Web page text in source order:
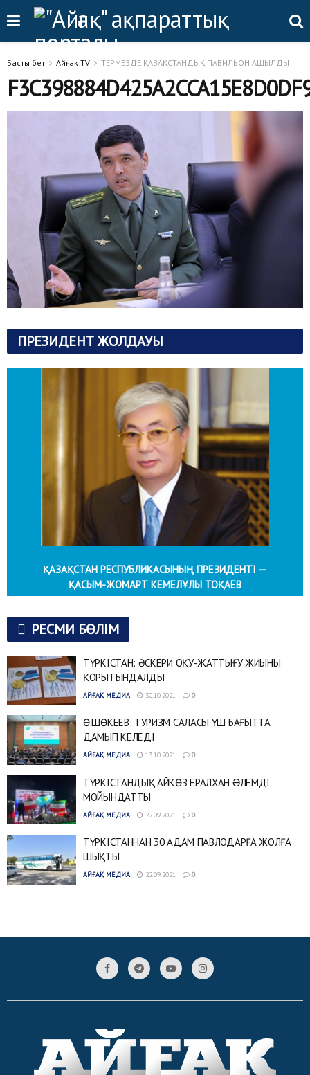
Басты бет Айғақ TV ТЕРМЕЗДЕ ҚАЗАҚСТАНДЫҚ ПАВИЛЬОН АШЫЛДЫ
ПРЕЗИДЕНТ ЖОЛДАУЫ
ҚАЗАҚСТАН РЕСПУБЛИКАСЫНЫҢ ПРЕЗИДЕНТІ —
ҚАСЫМ-ЖОМАРТ КЕМЕЛҰЛЫ ТОҚАЕВ
РЕСМИ БӨЛІМ
ТҮРКІСТАН: ӘСКЕРИ ОҚУ-ЖАТТЫҒУ ЖИЫНЫ
ҚОРЫТЫНДАЛДЫ
АЙҒАҚ МЕДИА 30.10.2021 0
Ө.ШӨКЕЕВ: ТУРИЗМ САЛАСЫ ҮШ БАҒЫТТА
ДАМЫП КЕЛЕДІ
АЙҒАҚ МЕДИА 13.10.2021 0
ТҮРКІСТАНДЫҚ АЙКӨЗ ЕРАЛХАН ƏЛЕМДІ
МОЙЫНДАТТЫ
АЙҒАҚ МЕДИА 22.09.2021 0
ТҮРКІСТАННАН 30 АДАМ ПАВЛОДАРҒА ЖОЛҒА
ШЫҚТЫ
АЙҒАҚ МЕДИА 22.09.2021 0